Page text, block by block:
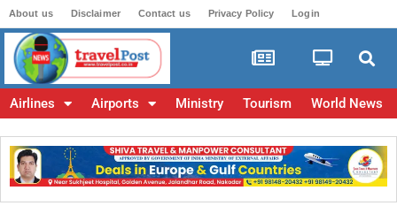
About us Disclaimer Contact us Privacy Policy Login
Airlines Airports Ministry Tourism World News